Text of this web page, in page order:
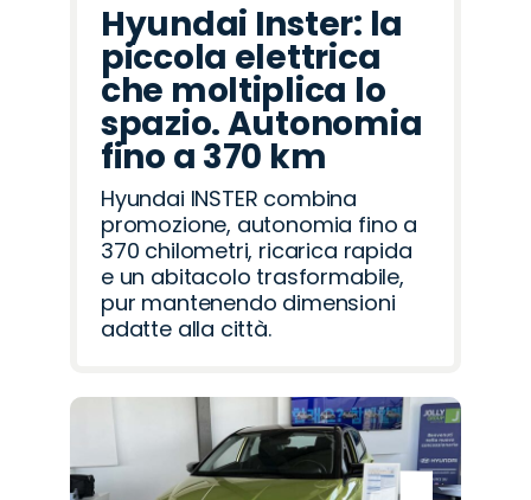
Hyundai Inster: la
piccola elettrica
che moltiplica lo
spazio. Autonomia
fino a 370 km
Hyundai INSTER combina
promozione, autonomia fino a
370 chilometri, ricarica rapida
e un abitacolo trasformabile,
pur mantenendo dimensioni
adatte alla città.